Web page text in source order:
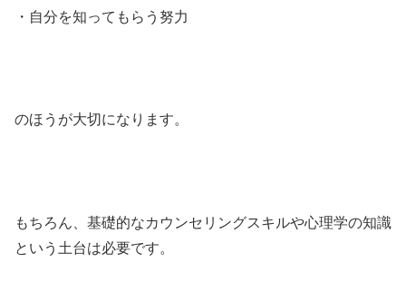
・自分を知ってもらう努力
のほうが大切になります。
もちろん、基礎的なカウンセリングスキルや心理学の知識
という土台は必要です。